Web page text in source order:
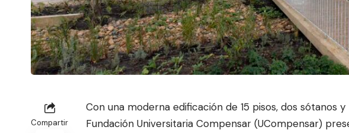
Compartir
Con una moderna edificación de 15 pisos, dos sótanos
Fundación Universitaria Compensar (UCompensar)